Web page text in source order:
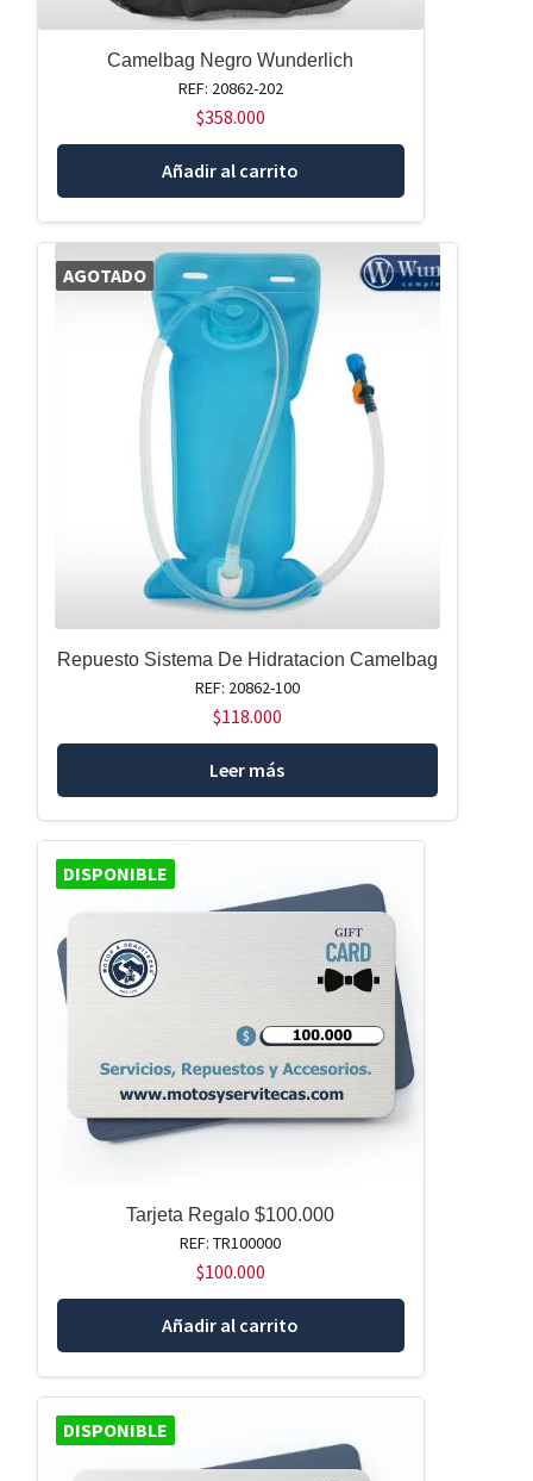
Camelbag Negro Wunderlich
REF: 20862-202
$358.000
Añadir al carrito
AGOTADO
Repuesto Sistema De Hidratacion Camelbag
REF: 20862-100
$118.000
Leer más
DISPONIBLE
Tarjeta Regalo $100.000
REF: TR100000
$100.000
Añadir al carrito
DISPONIBLE